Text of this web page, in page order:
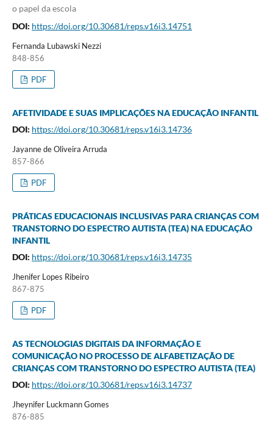
o papel da escola
DOI: https://doi.org/10.30681/reps.v16i3.14751
Fernanda Lubawski Nezzi
848-856
PDF
AFETIVIDADE E SUAS IMPLICAÇÕES NA EDUCAÇÃO INFANTIL
DOI: https://doi.org/10.30681/reps.v16i3.14736
Jayanne de Oliveira Arruda
857-866
PDF
PRÁTICAS EDUCACIONAIS INCLUSIVAS PARA CRIANÇAS COM
TRANSTORNO DO ESPECTRO AUTISTA (TEA) NA EDUCAÇÃO
INFANTIL
DOI: https://doi.org/10.30681/reps.v16i3.14735
Jhenifer Lopes Ribeiro
867-875
PDF
AS TECNOLOGIAS DIGITAIS DA INFORMAÇÃO E
COMUNICAÇÃO NO PROCESSO DE ALFABETIZAÇÃO DE
CRIANÇAS COM TRANSTORNO DO ESPECTRO AUTISTA (TEA)
DOI: https://doi.org/10.30681/reps.v16i3.14737
Jheynifer Luckmann Gomes
876-885